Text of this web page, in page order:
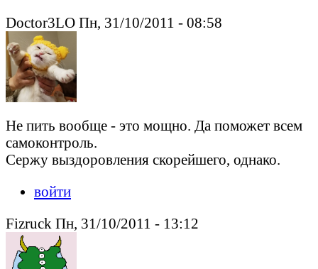
Doctor3LO Пн, 31/10/2011 - 08:58
Не пить вообще - это мощно. Да поможет всем
самоконтроль.
Сержу выздоровления скорейшего, однако.
войти
Fizruck Пн, 31/10/2011 - 13:12